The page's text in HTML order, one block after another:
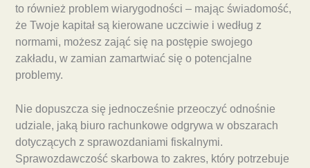
to również problem wiarygodności – mając świadomość,
że Twoje kapitał są kierowane uczciwie i według z
normami, możesz zająć się na postępie swojego
zakładu, w zamian zamartwiać się o potencjalne
problemy.
Nie dopuszcza się jednocześnie przeoczyć odnośnie
udziale, jaką biuro rachunkowe odgrywa w obszarach
dotyczących z sprawozdaniami fiskalnymi.
Sprawozdawczość skarbowa to zakres, który potrzebuje